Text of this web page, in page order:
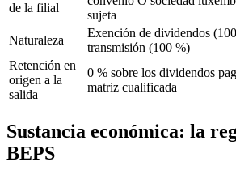
de la filial
sujeta
Naturaleza
Exención de dividendos
transmisión (100 %)
Retención en
origen a la
salida
0 % sobre los dividendos
matriz cualificada
Sustancia económica: la
BEPS